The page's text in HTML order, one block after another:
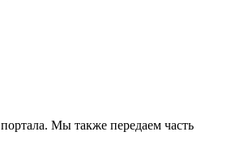
Мы также передаем часть